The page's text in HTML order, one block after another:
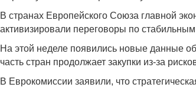
В странах Европейского Союза главной
активизировали переговоры по
На этой неделе появились новые данные
часть стран продолжает закупки из-за
В Еврокомиссии заявили, что